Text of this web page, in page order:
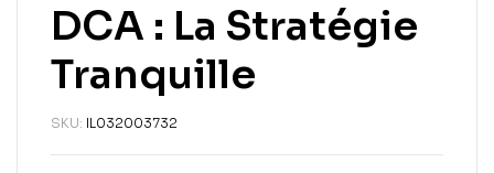
DCA : La Stratégie
Tranquille
SKU: IL032003732